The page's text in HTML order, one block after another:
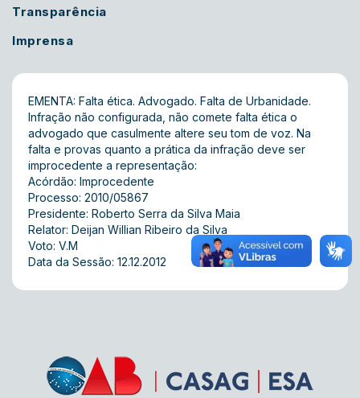
Transparência
Imprensa
EMENTA: Falta ética. Advogado. Falta de Urbanidade.
Infração não configurada, não comete falta ética o
advogado que casulmente altere seu tom de voz. Na
falta e provas quanto a prática da infração deve ser
improcedente a representação:
Acórdão: Improcedente
Processo: 2010/05867
Presidente: Roberto Serra da Silva Maia
Relator: Deijan Willian Ribeiro da Silva
Voto: V.M
Data da Sessão: 12.12.2012